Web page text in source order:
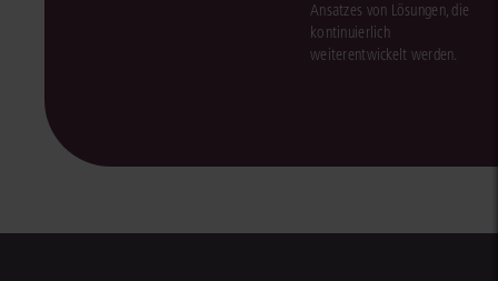
Ansatzes von Lösungen, die
kontinuierlich
weiterentwickelt werden.